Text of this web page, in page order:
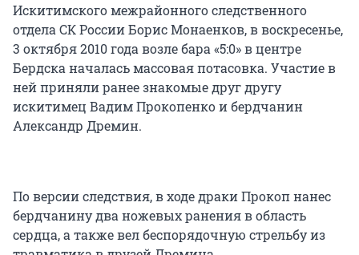
Искитимского межрайонного следственного
отдела СК России Борис Монаенков, в воскресенье,
3 октября 2010 года возле бара «5:0» в центре
Бердска началась массовая потасовка. Участие в
ней приняли ранее знакомые друг другу
искитимец Вадим Прокопенко и бердчанин
Александр Дремин.
По версии следствия, в ходе драки Прокоп нанес
бердчанину два ножевых ранения в область
сердца, а также вел беспорядочную стрельбу из